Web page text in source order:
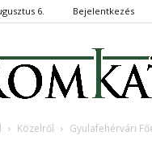
6. Bejelentkezés
Közelről Gyulafehérvári